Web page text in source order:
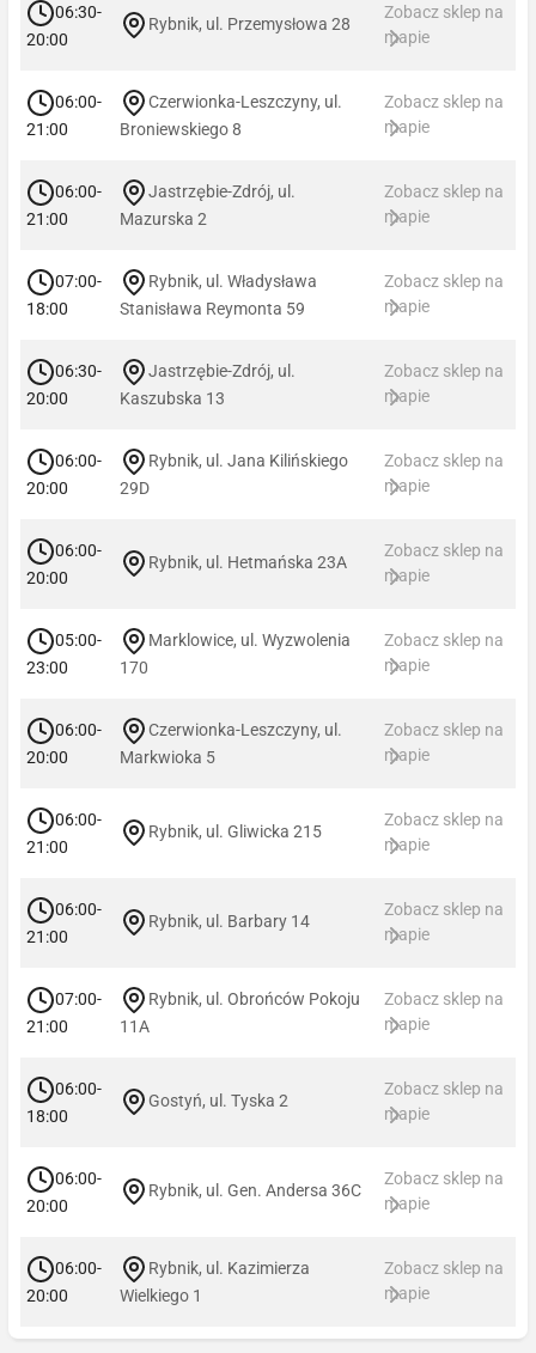
06:30-
20:00
Rybnik, ul. Przemysłowa 28
Zobacz sklep na
mapie
06:00-
21:00
Czerwionka-Leszczyny, ul.
Broniewskiego 8
Zobacz sklep na
mapie
06:00-
21:00
Jastrzębie-Zdrój, ul.
Mazurska 2
Zobacz sklep na
mapie
07:00-
18:00
Rybnik, ul. Władysława
Stanisława Reymonta 59
Zobacz sklep na
mapie
06:30-
20:00
Jastrzębie-Zdrój, ul.
Kaszubska 13
Zobacz sklep na
mapie
06:00-
20:00
Rybnik, ul. Jana Kilińskiego
29D
Zobacz sklep na
mapie
06:00-
20:00
Rybnik, ul. Hetmańska 23A
Zobacz sklep na
mapie
05:00-
23:00
Marklowice, ul. Wyzwolenia
170
Zobacz sklep na
mapie
06:00-
20:00
Czerwionka-Leszczyny, ul.
Markwioka 5
Zobacz sklep na
mapie
06:00-
21:00
Rybnik, ul. Gliwicka 215
Zobacz sklep na
mapie
06:00-
21:00
Rybnik, ul. Barbary 14
Zobacz sklep na
mapie
07:00-
21:00
Rybnik, ul. Obrońców Pokoju
11A
Zobacz sklep na
mapie
06:00-
18:00
Gostyń, ul. Tyska 2
Zobacz sklep na
mapie
06:00-
20:00
Rybnik, ul. Gen. Andersa 36C
Zobacz sklep na
mapie
06:00-
20:00
Rybnik, ul. Kazimierza
Wielkiego 1
Zobacz sklep na
mapie